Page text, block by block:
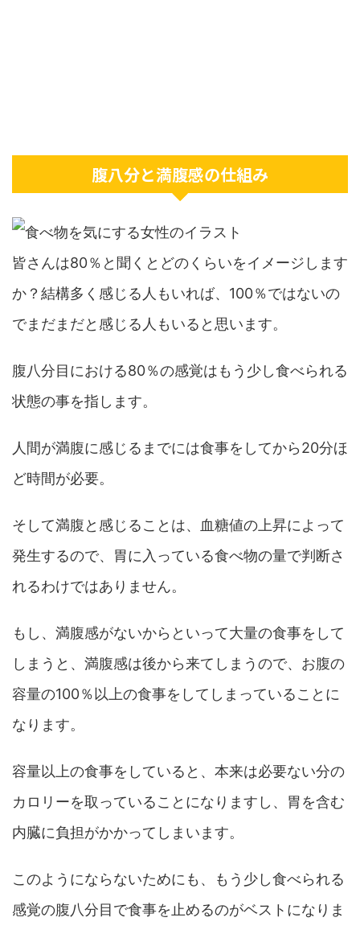
腹八分と満腹感の仕組み
皆さんは80％と聞くとどのくらいをイメージします
か？結構多く感じる人もいれば、100％ではないの
でまだまだと感じる人もいると思います。
腹八分目における80％の感覚はもう少し食べられる
状態の事を指します。
人間が満腹に感じるまでには食事をしてから20分ほ
ど時間が必要。
そして満腹と感じることは、血糖値の上昇によって
発生するので、胃に入っている食べ物の量で判断さ
れるわけではありません。
もし、満腹感がないからといって大量の食事をして
しまうと、満腹感は後から来てしまうので、お腹の
容量の100％以上の食事をしてしまっていることに
なります。
容量以上の食事をしていると、本来は必要ない分の
カロリーを取っていることになりますし、胃を含む
内臓に負担がかかってしまいます。
このようにならないためにも、もう少し食べられる
感覚の腹八分目で食事を止めるのがベストになりま